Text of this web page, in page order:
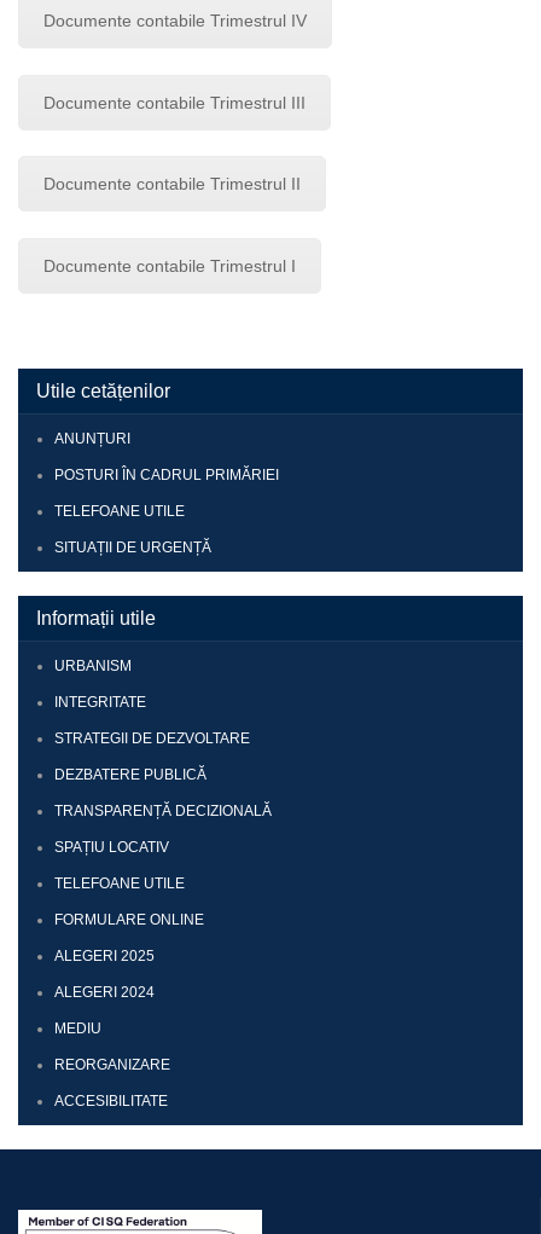
Documente contabile Trimestrul IV
Documente contabile Trimestrul III
Documente contabile Trimestrul II
Documente contabile Trimestrul I
Utile cetățenilor
ANUNȚURI
POSTURI ÎN CADRUL PRIMĂRIEI
TELEFOANE UTILE
SITUAȚII DE URGENȚĂ
Informații utile
URBANISM
INTEGRITATE
STRATEGII DE DEZVOLTARE
DEZBATERE PUBLICĂ
TRANSPARENȚĂ DECIZIONALĂ
SPAȚIU LOCATIV
TELEFOANE UTILE
FORMULARE ONLINE
ALEGERI 2025
ALEGERI 2024
MEDIU
REORGANIZARE
ACCESIBILITATE